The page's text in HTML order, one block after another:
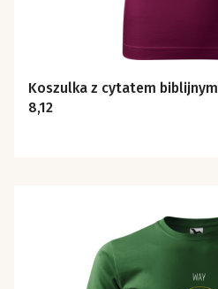
Koszulka z cytatem
8,12